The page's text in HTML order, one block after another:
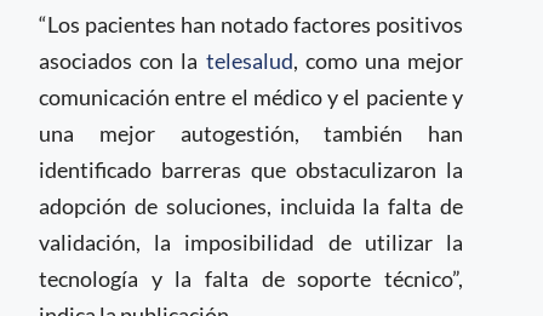
“Los pacientes han notado factores positivos
asociados con la telesalud, como una mejor
comunicación entre el médico y el paciente y
una mejor autogestión, también han
identificado barreras que obstaculizaron la
adopción de soluciones, incluida la falta de
validación, la imposibilidad de utilizar la
tecnología y la falta de soporte técnico”,